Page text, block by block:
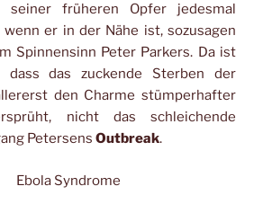
früheren Opfer jedesmal
er in der Nähe ist, sozusagen
Spinnensinn Peter Parkers. Da ist
das zuckende Sterben der
den Charme stümperhafter
nicht das schleichende
Petersens Outbreak.